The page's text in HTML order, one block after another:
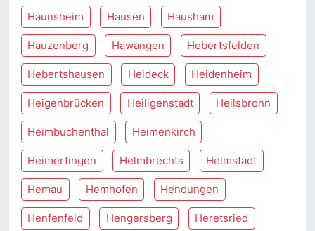
Haunsheim Hausen Hausham
Hauzenberg Hawangen Hebertsfelden
Hebertshausen Heideck Heidenheim
Heigenbrücken Heiligenstadt Heilsbronn
Heimbuchenthal Heimenkirch
Heimertingen Helmbrechts Helmstadt
Hemau Hemhofen Hendungen
Henfenfeld Hengersberg Heretsried